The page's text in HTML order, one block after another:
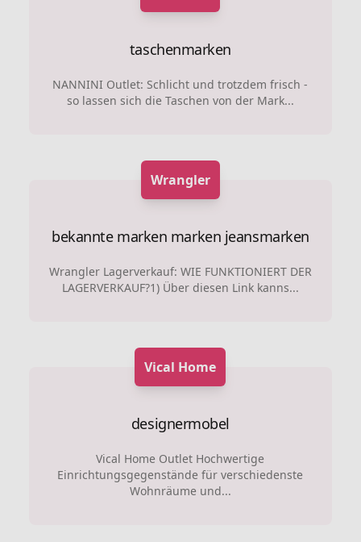
taschenmarken
NANNINI Outlet: Schlicht und trotzdem frisch -
so lassen sich die Taschen von der Mark...
Wrangler
bekannte marken marken jeansmarken
Wrangler Lagerverkauf: WIE FUNKTIONIERT DER
LAGERVERKAUF?1) Über diesen Link kanns...
Vical Home
designermobel
Vical Home Outlet Hochwertige
Einrichtungsgegenstände für verschiedenste
Wohnräume und...